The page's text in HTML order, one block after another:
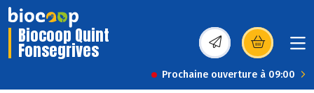
Biocoop Quint
Fonsegrives (s’ouvre dans une
Prochaine ouverture à 09:00